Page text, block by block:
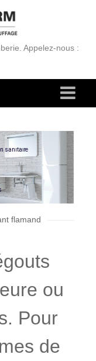
Appelez-nous :
n sanitaire
flamand
ou
Pour
de